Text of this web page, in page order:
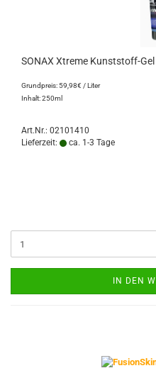
SONAX Xtreme Kunststoff-Gel
Grundpreis: 59,98€ / Liter
Inhalt: 250ml
Art.Nr.: 02101410
Lieferzeit:
ca. 1-3 Tage
IN DEN